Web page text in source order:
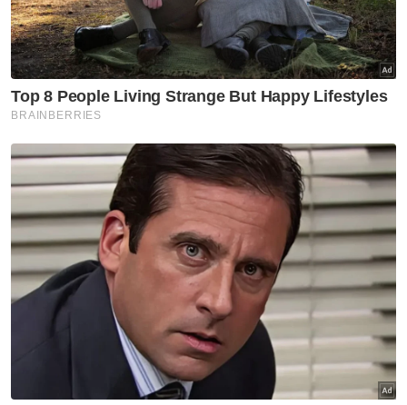
Muat turun aplikasi Sinar Harian. Klik di sini!
Harap bantu kajian selidik kami dan
dapatkan baucar tunai.
×
Apakah tahap kelayakan akademik anda?
Kolej/ STPM/ Diploma
Ijazah sarjana muda
(Bachelor)
Ijazah sarjana (Master)
Ijazah kedoktoran
Masuk | Daftar VPoints: 0
Anwar Ibrahim
Teoh Beng Hock